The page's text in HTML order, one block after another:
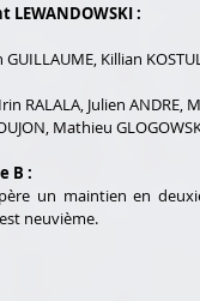
:
GUILLAUME, Killian
RALALA, Julien ANDRE,
Mathieu
B :
un maintien en
neuvième.